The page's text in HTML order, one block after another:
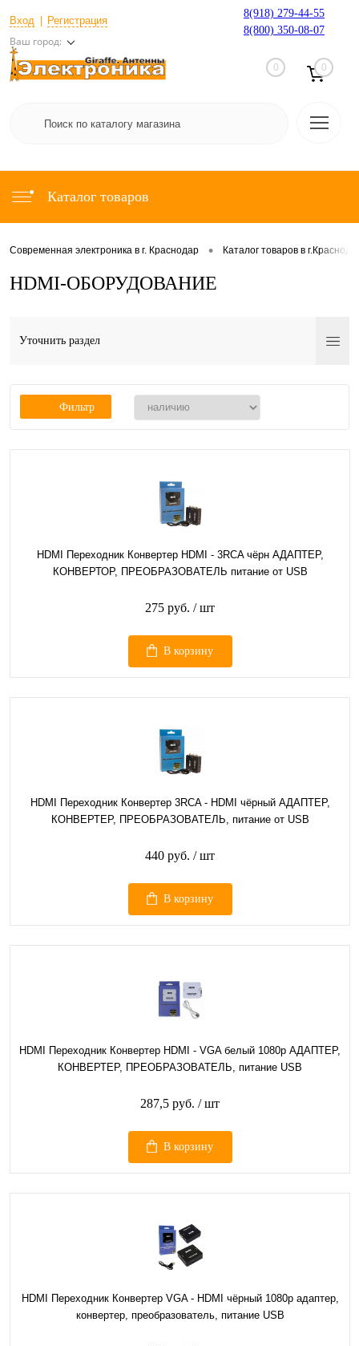
Вход Регистрация
Ваш город:
8(918) 279-44-55
8(800) 350-08-07
0 0
Каталог товаров
Современная электроника в г. Краснодар • Каталог товаров в
НDMI-ОБОРУДОВАНИЕ
Уточнить раздел
Фильтр
HDMI Переходник Конвертер HDMI - 3RCA чёрн АДАПТЕР,
КОНВЕРТОР, ПРЕОБРАЗОВАТЕЛЬ питание от USB
275 руб. / шт
В корзину
HDMI Переходник Конвертер 3RCA - HDMI чёрный АДАПТЕР,
КОНВЕРТЕР, ПРЕОБРАЗОВАТЕЛЬ, питание от USB
440 руб. / шт
В корзину
HDMI Переходник Конвертер HDMI - VGA белый 1080p АДАПТЕР,
КОНВЕРТЕР, ПРЕОБРАЗОВАТЕЛЬ, питание USB
287,5 руб. / шт
В корзину
HDMI Переходник Конвертер VGA - HDMI чёрный 1080p адаптер,
конвертер, преобразователь, питание USB